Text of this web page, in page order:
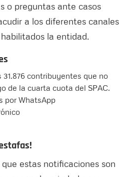
o preguntas ante casos
a los diferentes canales
la entidad.
31.876 contribuyentes que no
de la cuarta cuota del SPAC.
por WhatsApp
estas notificaciones son